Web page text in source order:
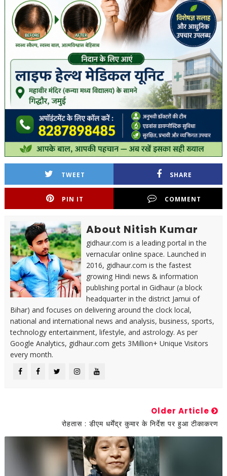
TWEET SHARE
PIN IT COMMENT
About Nitish Kumar
gidhaur.com is a leading portal in the
vernacular online space. Launched in
2016, gidhaur.com is the fastest
growing Hindi news & information
publishing portal in Gidhaur (a block
headquarter in the district Jamui of
Bihar) and focuses on delivering around the clock local,
national and international news and analysis, business, sports,
technology entertainment, lifestyle, and astrology. As per
Google Analytics, gidhaur.com gets 3Million+ Unique Visitors
every month.
Older Article
रोहतास : डीएम धर्मेंद्र कुमार के निर्देश पर हुआ टीकाकरण